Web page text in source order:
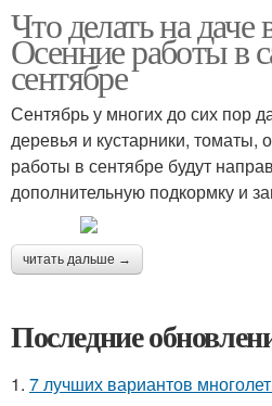
Что делать на даче
Осенние работы в
сентябре
Сентябрь у многих до сих пор
деревья и кустарники, томаты,
работы в сентябре будут
дополнительную подкормку и
читать дальше →
Последние
1. 7 лучших вариантов